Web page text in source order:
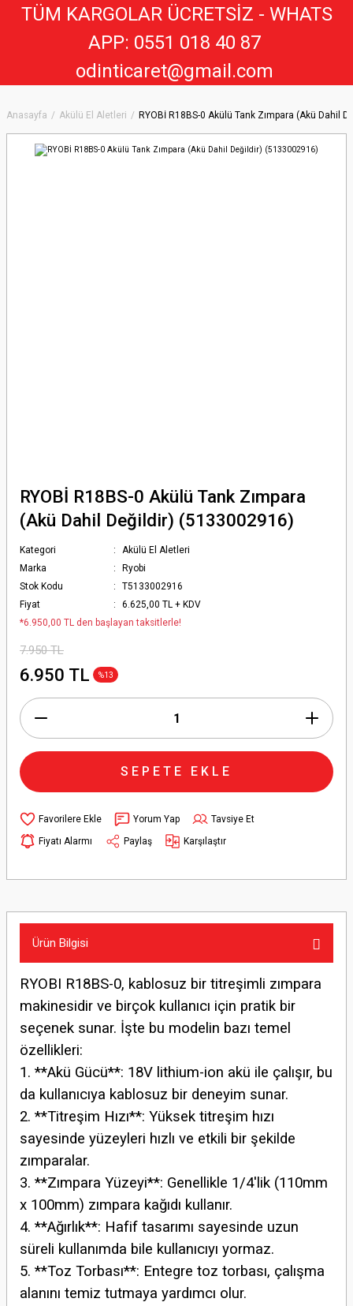
Anasayfa Akülü El Aletleri RYOBİ R18BS-0 Akülü Tank Zımpara (Akü Dahil
RYOBİ R18BS-0 Akülü Tank Zımpara
(Akü Dahil Değildir) (5133002916)
Kategori
Akülü El Aletleri
Marka
Ryobi
Stok Kodu
T5133002916
Fiyat
6.625,00 TL + KDV
*6.950,00 TL den başlayan taksitlerle!
7.950 TL
6.950 TL %13
SEPETE EKLE
Yorum Yap
Tavsiye Et
Fiyatı Alarmı
Paylaş Karşılaştır
Ürün Bilgisi
RYOBI R18BS-0, kablosuz bir titreşimli zımpara
makinesidir ve birçok kullanıcı için pratik bir
seçenek sunar. İşte bu modelin bazı temel
özellikleri:
1. **Akü Gücü**: 18V lithium-ion akü ile çalışır, bu
da kullanıcıya kablosuz bir deneyim sunar.
2. **Titreşim Hızı**: Yüksek titreşim hızı
sayesinde yüzeyleri hızlı ve etkili bir şekilde
zımparalar.
3. **Zımpara Yüzeyi**: Genellikle 1/4'lik (110mm
x 100mm) zımpara kağıdı kullanır.
4. **Ağırlık**: Hafif tasarımı sayesinde uzun
süreli kullanımda bile kullanıcıyı yormaz.
5. **Toz Torbası**: Entegre toz torbası, çalışma
alanını temiz tutmaya yardımcı olur.
TÜM KARGOLAR ÜCRETSİZ - WHATS
APP: 0551 018 40 87
odinticaret@gmail.com